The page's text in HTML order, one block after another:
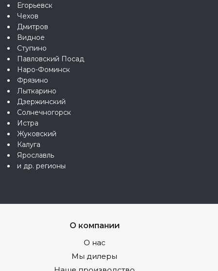
Егорьевск
Чехов
Дмитров
Видное
Ступино
Павловский Посад
Наро-Фоминск
Фрязино
Лыткарино
Дзержинский
Солнечногорск
Истра
Жуковский
Калуга
Ярославль
и др. регионы
О компании
О нас
Мы дилеры